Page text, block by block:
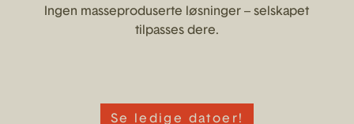
Ingen masseproduserte løsninger – selskapet
tilpasses dere.
Se ledige datoer!